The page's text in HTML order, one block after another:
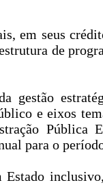
em seus
de
gestão
e eixos
Pública
para o